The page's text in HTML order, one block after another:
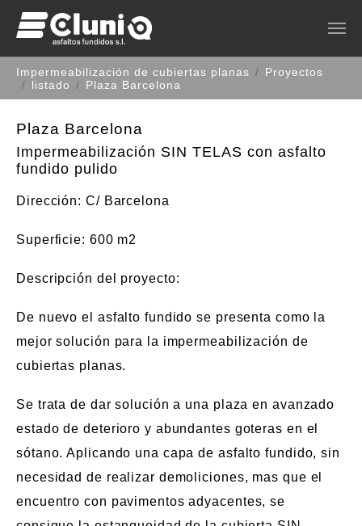
Estás aquí:
Impermeabilización de cubiertas planas
Proyectos
listado
Plaza Barcelona
Plaza Barcelona
Impermeabilización SIN TELAS con asfalto
fundido pulido
Dirección: C/ Barcelona
Superficie: 600 m2
Descripción del proyecto:
De nuevo el asfalto fundido se presenta como la
mejor solución para la impermeabilización de
cubiertas planas.
Se trata de dar solución a una plaza en avanzado
estado de deterioro y abundantes goteras en el
sótano. Aplicando una capa de asfalto fundido, sin
necesidad de realizar demoliciones, mas que el
encuentro con pavimentos adyacentes, se